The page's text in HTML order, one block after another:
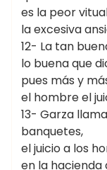
es la peor
la excesiva
12- La tan
lo buena que
pues más y
el hombre el
13- Garza
banquetes,
el juicio a los
en la hacienda